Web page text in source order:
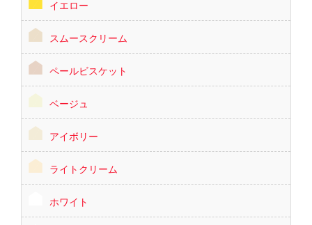
イエロー
スムースクリーム
ペールビスケット
ベージュ
アイボリー
ライトクリーム
ホワイト